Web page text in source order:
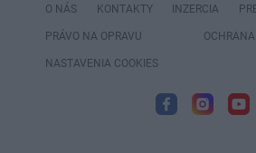
O NÁS KONTAKTY INZERCIA
PRÁVO NA OPRAVU
NASTAVENIA COOKIES